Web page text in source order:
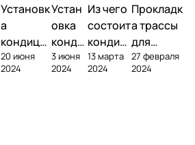
Установк
а
кондици
онера на
фасаде
20 июня
2024
Устан
овка
конди
ционе
ра
3 июня
2024
Из чего
состоит
кондиц
ионер?
13 марта
2024
Прокладк
а трассы
для
кондицио
нера
27 февраля
2024